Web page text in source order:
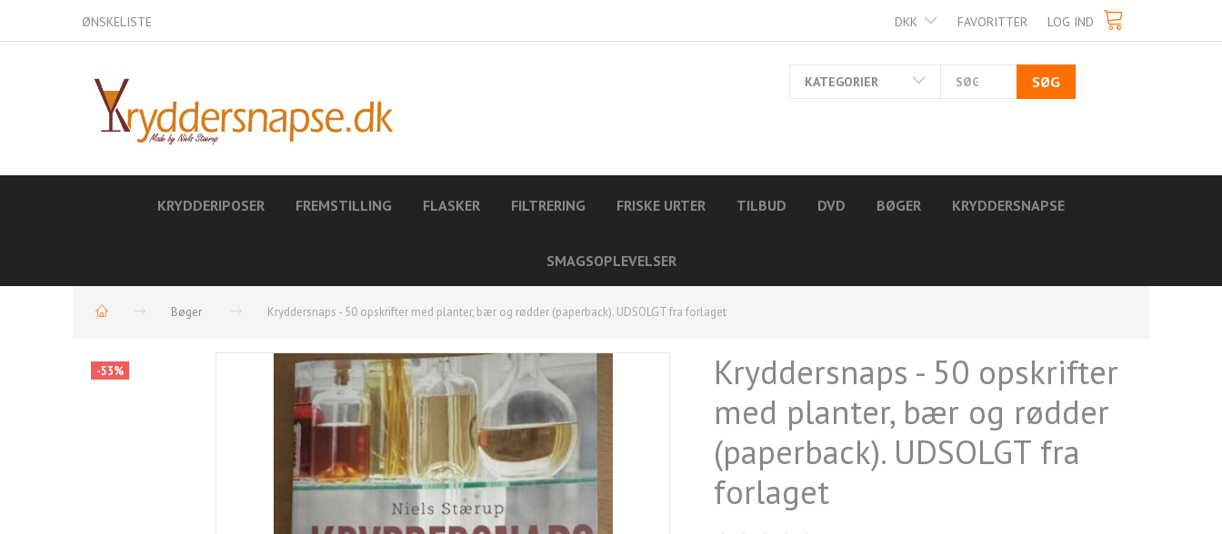
FAVORITTER LOG IND
DKK
ØNSKELISTE
KATEGORIER SØG
KRYDDERIPOSER FREMSTILLING FLASKER FILTRERING FRISKE URTER TILBUD DVD BØGER KRYDDERSNAPSE
SMAGSOPLEVELSER
Bøger Kryddersnaps - 50 opskrifter med planter, bær og rødder (paperback). UDSOLGT fra forlaget
-53%
Kryddersnaps - 50 opskrifter
med planter, bær og rødder
(paperback). UDSOLGT fra
forlaget